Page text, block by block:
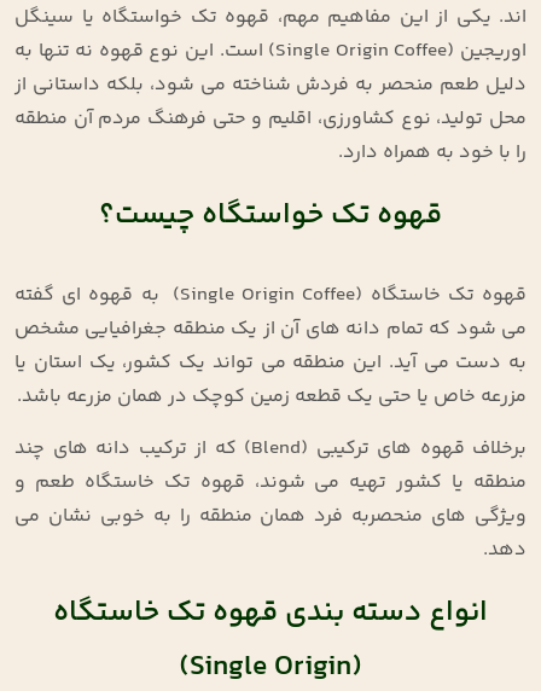
‌اند. یکی از این مفاهیم مهم، قهوه تک ‌خواستگاه یا سینگل
اوریجین (Single Origin Coffee)
است. این نوع قهوه نه تنها به
دلیل طعم منحصر به‌ فردش شناخته می ‌شود، بلکه داستانی از
محل تولید، نوع کشاورزی، اقلیم و حتی فرهنگ مردم آن منطقه
را با خود به همراه دارد.
قهوه تک‌ خواستگاه چیست؟
قهوه تک ‌خاستگاه (Single Origin Coffee)
به قهوه ‌ای گفته
می‌ شود که تمام دانه ‌های آن از یک منطقه جغرافیایی مشخص
به دست می‌ آید. این منطقه می ‌تواند یک کشور، یک استان یا
مزرعه خاص یا حتی یک قطعه زمین کوچک در همان مزرعه باشد.
برخلاف قهوه‌ های ترکیبی (Blend)
که از ترکیب دانه‌ های چند
منطقه یا کشور تهیه می ‌شوند، قهوه تک‌ خاستگاه طعم و
ویژگی ‌های منحصر‌به ‌فرد همان منطقه را به خوبی نشان می
‌دهد.
انواع دسته ‌بندی قهوه تک‌ خاستگاه
(Single Origin)